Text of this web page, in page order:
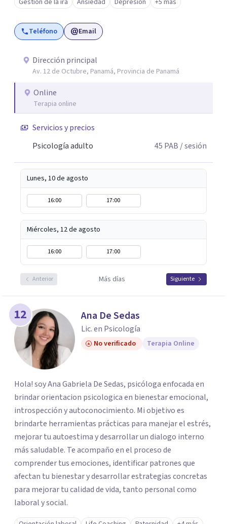
Gestión de la ira Ansiedad Depresión +5 más
Teléfono Email
Dirección principal
Av. 12 de Octubre, Panamá, Provincia de Panamá
Online
Terapia online
Servicios y precios
Psicología adulto
45 PAB / sesión
Lunes, 10 de agosto
16:00 17:00
Miércoles, 12 de agosto
16:00 17:00
Anterior Más días Siguiente
12 Ana De Sedas
Lic. en Psicología
No verificado Terapia Online
Hola! soy Ana Gabriela De Sedas, psicóloga enfocada en
brindar orientacion psicologica en bienestar emocional,
introspección y autoconocimiento. Mi objetivo es
brindarte herramientas prácticas para manejar el estrés,
mejorar tu autoestima y desarrollar un dialogo interno
más saludable. Te acompaño en el proceso de
comprender tus emociones, identificar patrones que
afectan tu bienestar y desarrollar estrategias concretas
para mejorar tu calidad de vida, tanto personal como
laboral y social.